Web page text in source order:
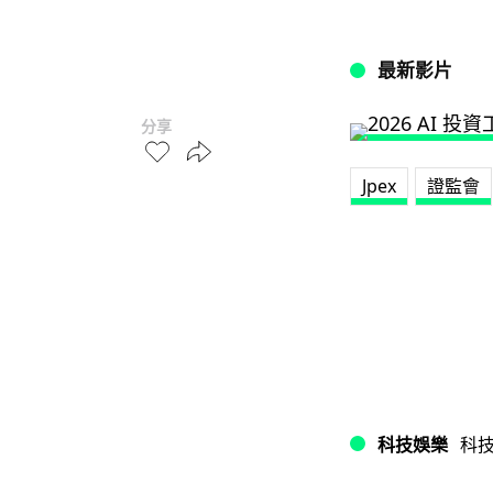
分享
最新影片
Jpex 證監會
科技娛樂 科